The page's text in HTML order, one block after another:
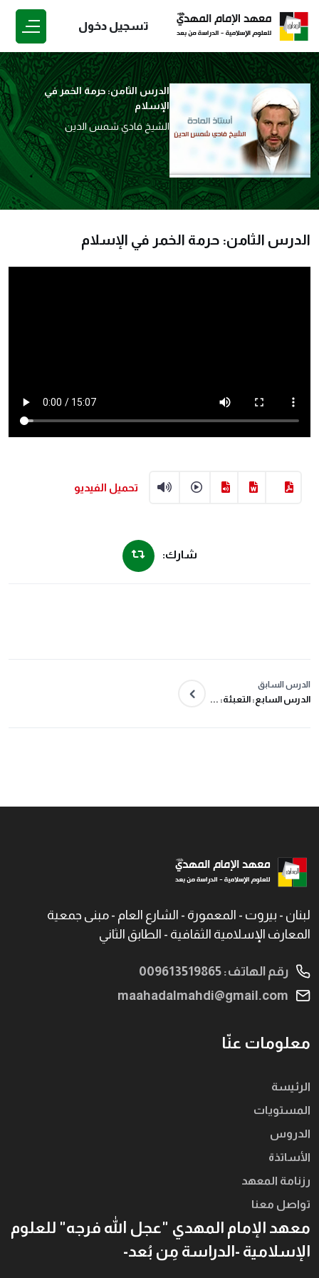
تسجيل دخول
الدرس الثامن: حرمة الخمر في
الإسلام
الشيخ فادي شمس الدين
الدرس الثامن: حرمة الخمر في الإسلام
تحميل الفيديو
شارك:
الدرس السابق
الدرس السابع: التعبئة: ...
لبنان - بيروت - المعمورة - الشارع العام - مبنى جمعية
المعارف الإسلامية الثقافية - الطابق الثاني
رقم الهاتف: 009613519865
maahadalmahdi@gmail.com
معلومات عنّا
الرئيسة
المستويات
الدروس
الأساتذة
رزنامة المعهد
تواصل معنا
معهد الإمام المهدي "عجل الله فرجه" للعلوم
الإسلامية -الدراسة مِن بُعد-